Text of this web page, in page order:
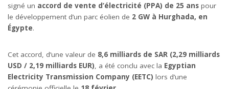
signé un accord de vente d’électricité (PPA) de 25 ans pour
le développement d’un parc éolien de 2 GW à Hurghada, en
Égypte.
Cet accord, d’une valeur de 8,6 milliards de SAR (2,29 milliards
USD / 2,19 milliards EUR) , a été conclu avec la Egyptian
Electricity Transmission Company (EETC) lors d’une